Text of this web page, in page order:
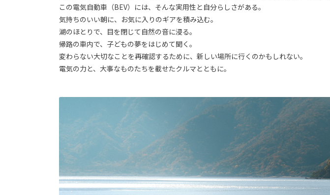
この電気自動車（BEV）には、そんな実用性と自分らしさがある。
気持ちのいい朝に、お気に入りのギアを積み込む。
湖のほとりで、目を閉じて自然の音に浸る。
帰路の車内で、子どもの夢をはじめて聞く。
変わらない大切なことを再確認するために、新しい場所に行くのかもしれない。
電気の力と、大事なものたちを載せたクルマとともに。